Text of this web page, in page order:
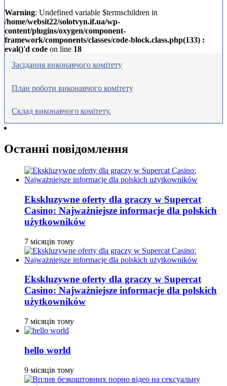
Warning: Undefined variable $termschildren in
/home/websit22/solotvyn.if.ua/wp-
content/plugins/oxygen/component-
framework/components/classes/code-block.class.php(133) :
eval()'d code on line 18
Засідання виконавчого комітету
План роботи виконавчого комітету
Склад виконавчого комітету.
Останні повідомлення
Ekskluzywne oferty dla graczy w Supercat
Casino: Najważniejsze informacje dla polskich
użytkowników
7 місяців тому
Ekskluzywne oferty dla graczy w Supercat
Casino: Najważniejsze informacje dla polskich
użytkowników
7 місяців тому
hello world
9 місяців тому